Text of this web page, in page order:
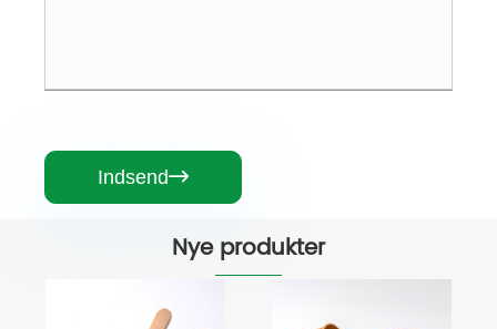
Indsend
Nye produkter